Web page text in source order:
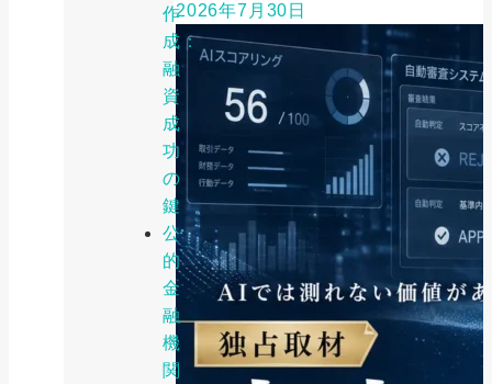
作
成：
融
資
成
功
の
鍵
公
的
金
融
機
関
2026年7月30日